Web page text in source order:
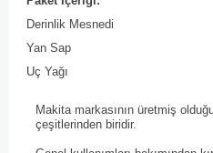
Derinlik Mesnedi
Yan Sap
Uç Yağı
Makita markasının üretmiş
çeşitlerinden biridir.